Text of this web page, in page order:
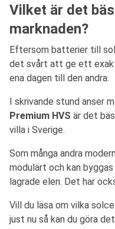
Vilket är det
marknaden?
Eftersom batterier till
det svårt att ge ett
ena dagen till den andra.
I skrivande stund anser
Premium HVS är det
villa i Sverige.
Som många andra
modulärt och kan
lagrade elen. Det har
Vill du läsa om vilka
just nu så kan du göra